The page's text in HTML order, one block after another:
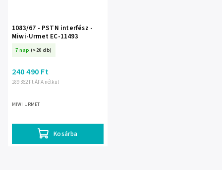
1083/67 - PSTN interfész -
Miwi-Urmet EC-11493
7 nap (>20 db)
189 362 Ft ÁFA nélkül
240 490 Ft
Kosárba
MIWI URMET